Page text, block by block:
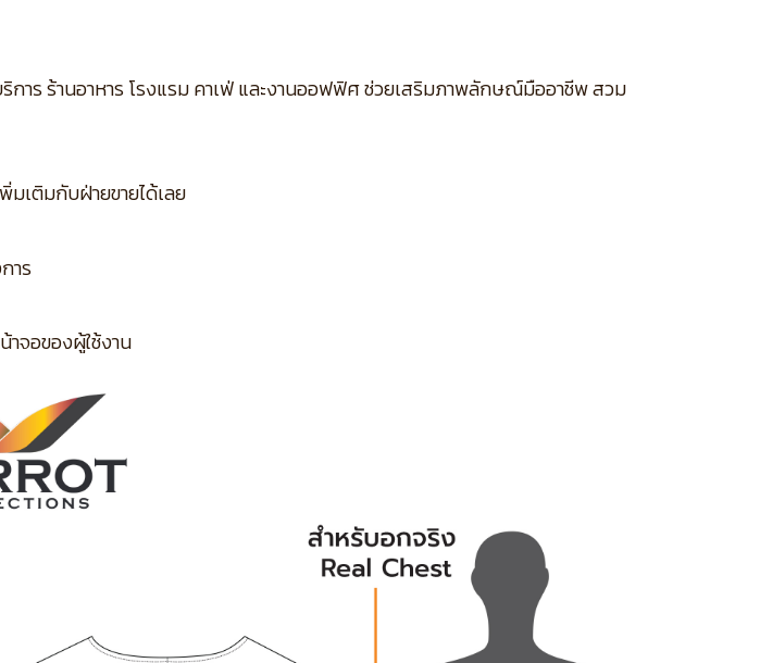
าร ร้านอาหาร โรงแรม คาเฟ่ และงานออฟฟิศ ช่วยเสริมภาพลักษณ์มืออาชีพ สวม
เติมกับฝ่ายขายได้เลย
าร
จอของผู้ใช้งาน